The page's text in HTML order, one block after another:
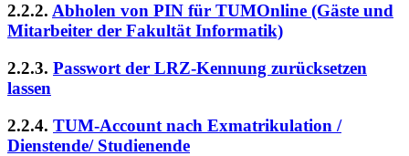
2.2.2. Abholen von PIN für TUMOnline (Gäste und
Mitarbeiter der Fakultät Informatik)
2.2.3. Passwort der LRZ-Kennung zurücksetzen
lassen
2.2.4. TUM-Account nach Exmatrikulation /
Dienstende/ Studienende